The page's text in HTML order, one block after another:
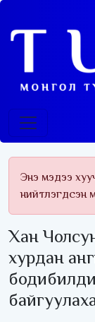
Энэ мэдээ
нийтлэгдсэн
Хан
хурдан